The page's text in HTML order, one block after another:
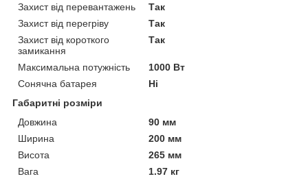
Захист від перевантажень
Так
Захист від перегріву
Так
Захист від короткого
замикання
Так
Максимальна потужність
1000 Вт
Сонячна батарея
Ні
Габаритні розміри
Довжина
90 мм
Ширина
200 мм
Висота
265 мм
Вага
1.97 кг